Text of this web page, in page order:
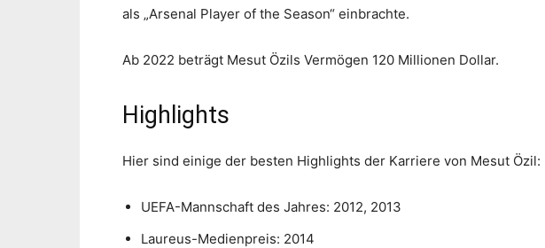
als „Arsenal Player of the Season“ einbrachte.
Ab 2022 beträgt Mesut Özils Vermögen 120 Millionen Dollar.
Highlights
Hier sind einige der besten Highlights der Karriere von Mesut Özil:
UEFA-Mannschaft des Jahres: 2012, 2013
Laureus-Medienpreis: 2014